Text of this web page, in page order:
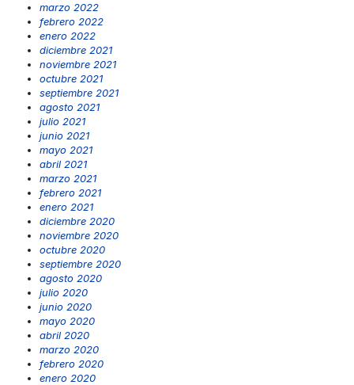
marzo 2022
febrero 2022
enero 2022
diciembre 2021
noviembre 2021
octubre 2021
septiembre 2021
agosto 2021
julio 2021
junio 2021
mayo 2021
abril 2021
marzo 2021
febrero 2021
enero 2021
diciembre 2020
noviembre 2020
octubre 2020
septiembre 2020
agosto 2020
julio 2020
junio 2020
mayo 2020
abril 2020
marzo 2020
febrero 2020
enero 2020